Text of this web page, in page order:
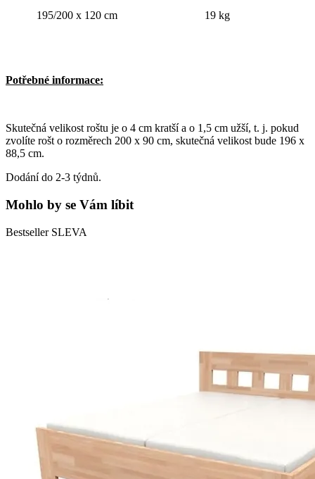
195/200 x 120 cm 19 kg
Potřebné informace:
Skutečná velikost roštu je o 4 cm kratší a o 1,5 cm užší, t. j. pokud
zvolíte rošt o rozměrech 200 x 90 cm, skutečná velikost bude 196 x
88,5 cm.
Dodání do 2-3 týdnů.
Mohlo by se Vám líbit
Bestseller SLEVA